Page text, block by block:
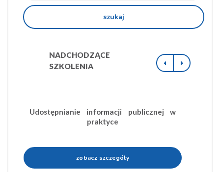
szukaj
NADCHODZĄCE
SZKOLENIA
Udostępnianie informacji publicznej w
praktyce
zobacz szczegóły